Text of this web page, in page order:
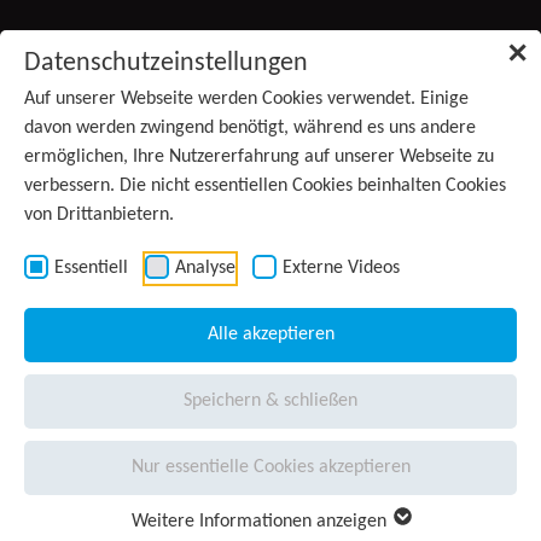
✕
Datenschutzeinstellungen
Auf unserer Webseite werden Cookies verwendet. Einige
davon werden zwingend benötigt, während es uns andere
ermöglichen, Ihre Nutzererfahrung auf unserer Webseite zu
verbessern. Die nicht essentiellen Cookies beinhalten Cookies
von Drittanbietern.
Essentiell Analyse Externe Videos
Alle akzeptieren
Speichern & schließen
Nur essentielle Cookies akzeptieren
Weitere Informationen anzeigen
Produkte
Services
(aktiv)
Unternehmen
Presse
Karriere